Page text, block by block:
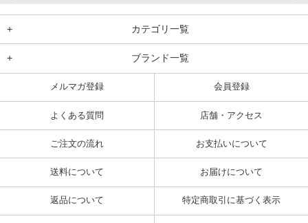
+ カテゴリ一覧
+ ブランド一覧
メルマガ登録 会員登録
よくある質問 店舗・アクセス
ご注文の流れ お支払いについて
送料について お届けについて
返品について 特定商取引に基づく表示